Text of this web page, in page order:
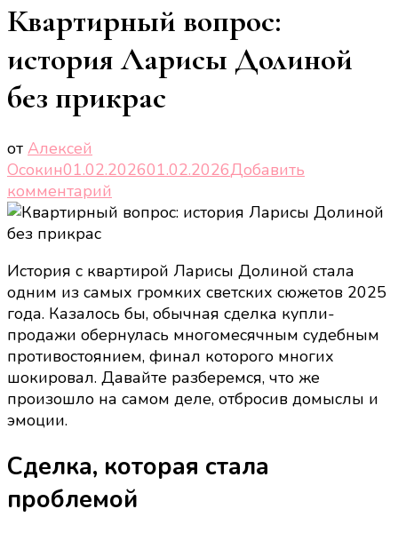
Квартирный вопрос:
история Ларисы Долиной
без прикрас
от Алексей
Осокин01.02.202601.02.2026Добавить
комментарий
записи
история
Ларисы
Долиной
без
прикрас
История с квартирой Ларисы Долиной стала
одним из самых громких светских сюжетов 2025
года. Казалось бы, обычная сделка купли-
продажи обернулась многомесячным судебным
противостоянием, финал которого многих
шокировал. Давайте разберемся, что же
произошло на самом деле, отбросив домыслы и
эмоции.
Сделка, которая стала
проблемой